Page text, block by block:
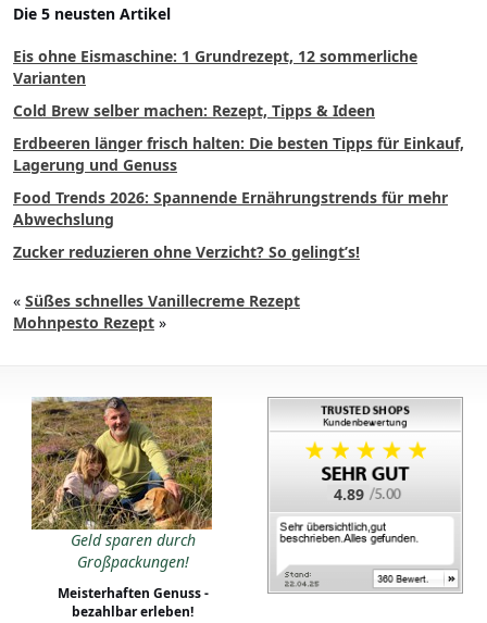
Die 5 neusten Artikel
Eis ohne Eismaschine: 1 Grundrezept, 12 sommerliche
Varianten
Cold Brew selber machen: Rezept, Tipps & Ideen
Erdbeeren länger frisch halten: Die besten Tipps für Einkauf,
Lagerung und Genuss
Food Trends 2026: Spannende Ernährungstrends für mehr
Abwechslung
Zucker reduzieren ohne Verzicht? So gelingt’s!
« Süßes schnelles Vanillecreme Rezept
Mohnpesto Rezept »
Geld sparen durch
Großpackungen!
Meisterhaften Genuss -
bezahlbar erleben!
4.89